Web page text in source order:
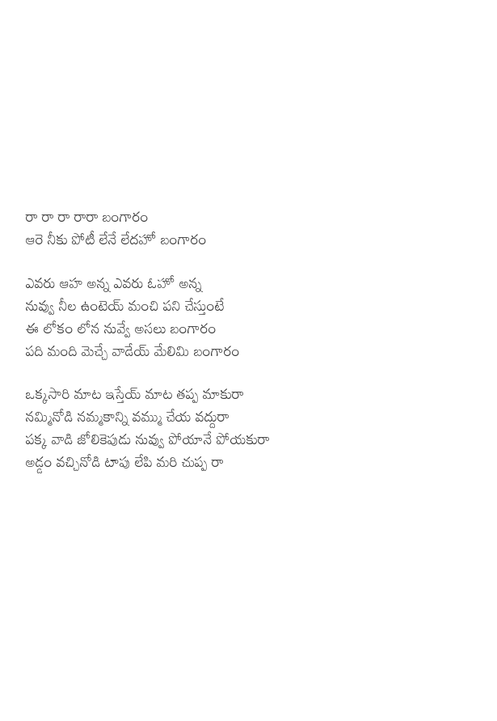
రా రా రా రారా బంగారం
ఆరె నీకు పోటీ లేనే లేదహో బంగారం
ఎవరు ఆహ అన్న ఎవరు ఓహో అన్న
నువ్వు నీల ఉంటెయ్ మంచి పని చేస్తుంటే
ఈ లోకం లోన నువ్వే అసలు బంగారం
పది మంది మెచ్చే వాడేయ్ మేలిమి బంగారం
ఒక్కసారి మాట ఇస్తేయ్ మాట తప్ప మాకురా
నమ్మినోడి నమ్మకాన్ని వమ్ము చేయ వద్దురా
పక్క వాడి జోలికెపుడు నువ్వు పోయానే పోయకురా
అడ్డం వచ్చినోడి టాపు లేపి మరి చుప్ప రా